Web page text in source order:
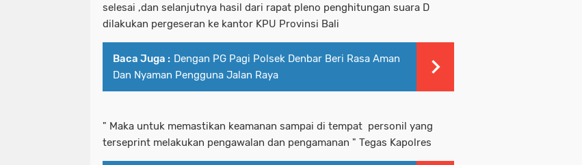
selesai ,dan selanjutnya hasil dari rapat pleno penghitungan suara D
dilakukan pergeseran ke kantor KPU Provinsi Bali
Baca Juga : Dengan PG Pagi Polsek Denbar Beri Rasa Aman
Dan Nyaman Pengguna Jalan Raya
" Maka untuk memastikan keamanan sampai di tempat personil yang
terseprint melakukan pengawalan dan pengamanan " Tegas Kapolres